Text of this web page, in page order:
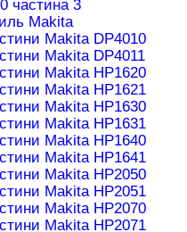
частина 3
Makita
Makita DP4010
Makita DP4011
Makita HP1620
Makita HP1621
Makita HP1630
Makita HP1631
Makita HP1640
Makita HP1641
Makita HP2050
Makita HP2051
Makita HP2070
Makita HP2071